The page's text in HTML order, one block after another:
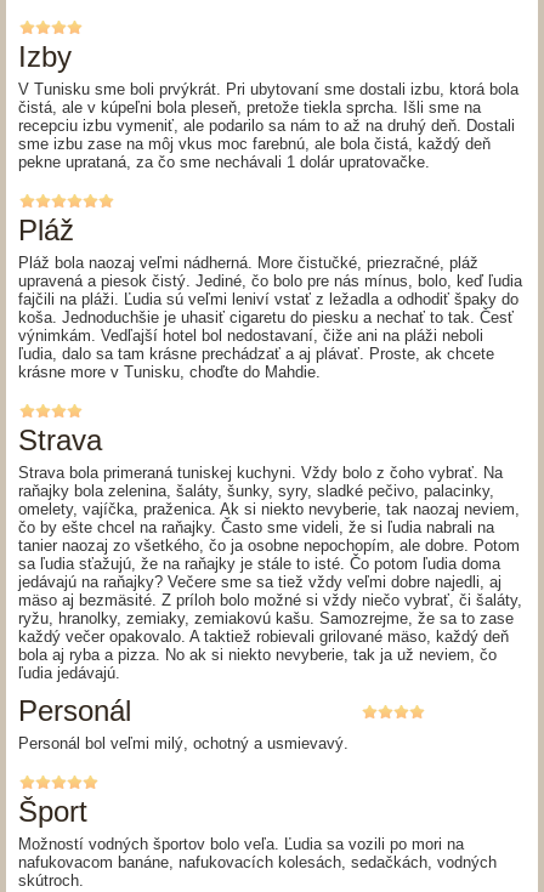
Izby
V Tunisku sme boli prvýkrát. Pri ubytovaní sme dostali izbu, ktorá bola
čistá, ale v kúpeľni bola pleseň, pretože tiekla sprcha. Išli sme na
recepciu izbu vymeniť, ale podarilo sa nám to až na druhý deň. Dostali
sme izbu zase na môj vkus moc farebnú, ale bola čistá, každý deň
pekne uprataná, za čo sme nechávali 1 dolár upratovačke.
Pláž
Pláž bola naozaj veľmi nádherná. More čistučké, priezračné, pláž
upravená a piesok čistý. Jediné, čo bolo pre nás mínus, bolo, keď ľudia
fajčili na pláži. Ľudia sú veľmi leniví vstať z ležadla a odhodiť špaky do
koša. Jednoduchšie je uhasiť cigaretu do piesku a nechať to tak. Česť
výnimkám. Vedľajší hotel bol nedostavaní, čiže ani na pláži neboli
ľudia, dalo sa tam krásne prechádzať a aj plávať. Proste, ak chcete
krásne more v Tunisku, choďte do Mahdie.
Strava
Strava bola primeraná tuniskej kuchyni. Vždy bolo z čoho vybrať. Na
raňajky bola zelenina, šaláty, šunky, syry, sladké pečivo, palacinky,
omelety, vajíčka, praženica. Ak si niekto nevyberie, tak naozaj neviem,
čo by ešte chcel na raňajky. Často sme videli, že si ľudia nabrali na
tanier naozaj zo všetkého, čo ja osobne nepochopím, ale dobre. Potom
sa ľudia sťažujú, že na raňajky je stále to isté. Čo potom ľudia doma
jedávajú na raňajky? Večere sme sa tiež vždy veľmi dobre najedli, aj
mäso aj bezmäsité. Z príloh bolo možné si vždy niečo vybrať, či šaláty,
ryžu, hranolky, zemiaky, zemiakovú kašu. Samozrejme, že sa to zase
každý večer opakovalo. A taktiež robievali grilované mäso, každý deň
bola aj ryba a pizza. No ak si niekto nevyberie, tak ja už neviem, čo
ľudia jedávajú.
Personál
Personál bol veľmi milý, ochotný a usmievavý.
Šport
Možností vodných športov bolo veľa. Ľudia sa vozili po mori na
nafukovacom banáne, nafukovacích kolesách, sedačkách, vodných
skútroch.